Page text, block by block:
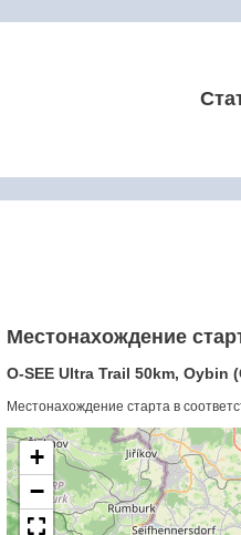
Местонахождение
O-SEE Ultra Trail 50km, Oybin
Местонахождение старта в
+
−